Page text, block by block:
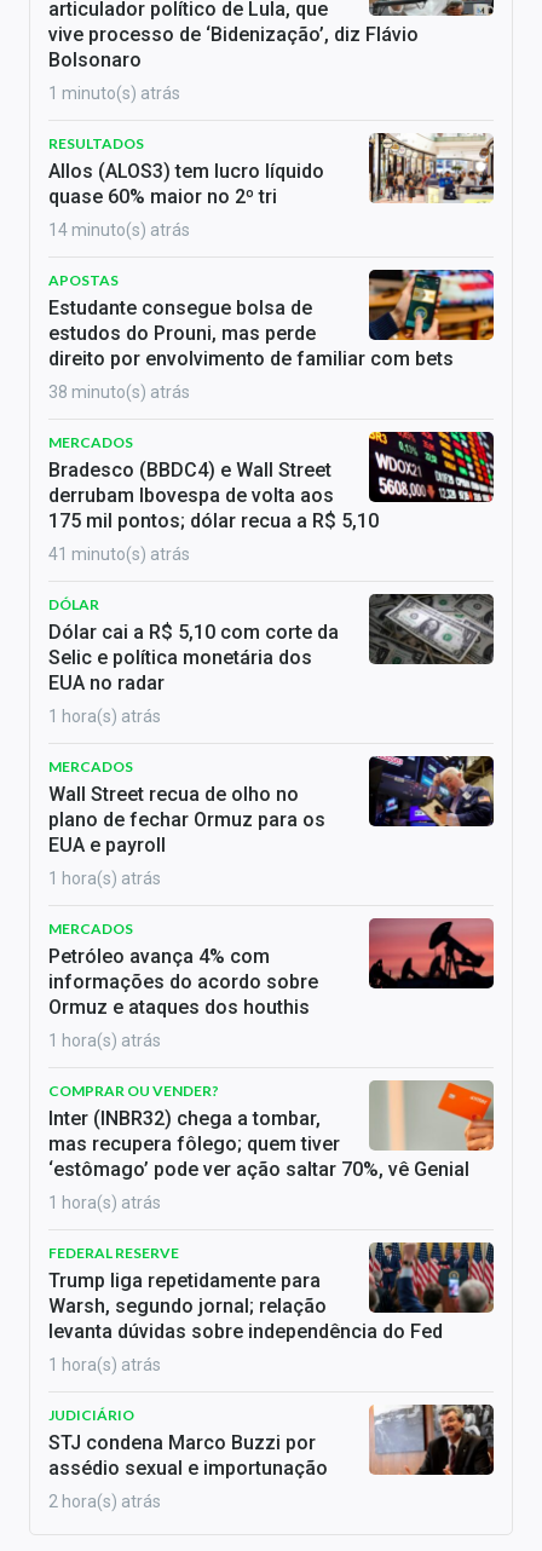
articulador político de Lula, que
vive processo de ‘Bidenização’, diz Flávio
Bolsonaro
1 minuto(s) atrás
RESULTADOS
Allos (ALOS3) tem lucro líquido
quase 60% maior no 2º tri
14 minuto(s) atrás
APOSTAS
Estudante consegue bolsa de
estudos do Prouni, mas perde
direito por envolvimento de familiar com bets
38 minuto(s) atrás
MERCADOS
Bradesco (BBDC4) e Wall Street
derrubam Ibovespa de volta aos
175 mil pontos; dólar recua a R$ 5,10
41 minuto(s) atrás
DÓLAR
Dólar cai a R$ 5,10 com corte da
Selic e política monetária dos
EUA no radar
1 hora(s) atrás
MERCADOS
Wall Street recua de olho no
plano de fechar Ormuz para os
EUA e payroll
1 hora(s) atrás
MERCADOS
Petróleo avança 4% com
informações do acordo sobre
Ormuz e ataques dos houthis
1 hora(s) atrás
COMPRAR OU VENDER?
Inter (INBR32) chega a tombar,
mas recupera fôlego; quem tiver
‘estômago’ pode ver ação saltar 70%, vê Genial
1 hora(s) atrás
FEDERAL RESERVE
Trump liga repetidamente para
Warsh, segundo jornal; relação
levanta dúvidas sobre independência do Fed
1 hora(s) atrás
JUDICIÁRIO
STJ condena Marco Buzzi por
assédio sexual e importunação
2 hora(s) atrás